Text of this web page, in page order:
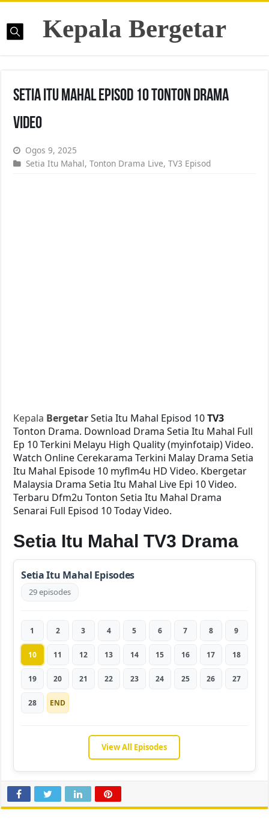
Kepala Bergetar
Setia Itu Mahal Episod 10 Tonton Drama
Video
Ogos 9, 2025
Setia Itu Mahal,Tonton Drama Live,TV3 Episod
Kepala BergetarSetia Itu Mahal Episod 10TV3
Tonton Drama. Download Drama Setia Itu Mahal Full
Ep 10 Terkini Melayu High Quality (myinfotaip) Video.
Watch Online Cerekarama Terkini Malay Drama Setia
Itu Mahal Episode 10 myflm4u HD Video. Kbergetar
Malaysia Drama Setia Itu Mahal Live Epi 10 Video.
Terbaru Dfm2u Tonton Setia Itu Mahal Drama
Senarai Full Episod 10 Today Video.
Setia Itu Mahal TV3 Drama
Setia Itu Mahal Episodes
29 episodes
1 2 3 4 5 6 7 8 9
10 11 12 13 14 15 16 17 18
19 20 21 22 23 24 25 26 27
28 END
View All Episodes